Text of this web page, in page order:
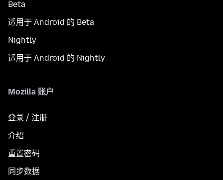
Beta
适用于 Android 的 Beta
Nightly
适用于 Android 的 Nightly
Mozilla 账户
登录 / 注册
介绍
重置密码
同步数据